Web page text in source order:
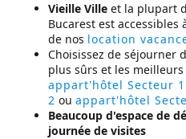
Vieille Ville et la plupart
Bucarest est
de nos location
Choisissez de séjourner
plus sûrs et les meilleurs
appart'hôtel Secteur 1
2 ou appart'hôtel
Beaucoup d'espace de
journée de visites